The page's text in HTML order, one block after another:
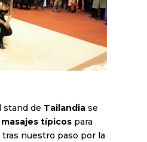
stand de Tailandia se
masajes típicos para
nuestro paso por la